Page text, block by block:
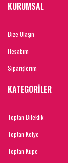
KURUMSAL
Bize Ulaşın
Hesabım
Siparişlerim
KATEGORİLER
Toptan Bileklik
Toptan Kolye
Toptan Küpe